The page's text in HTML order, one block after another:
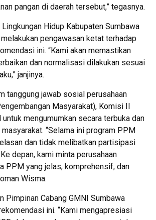
pangan di daerah tersebut,” tegasnya.
Hidup Kabupaten Sumbawa
pengawasan ketat terhadap
ini. “Kami akan memastikan
dan normalisasi dilakukan sesuai
janjinya.
tanggung jawab sosial perusahaan
Masyarakat), Komisi II
mengumumkan secara terbuka dan
“Selama ini program PPM
dan tidak melibatkan partisipasi
depan, kami minta perusahaan
PPM yang jelas, komprehensif, dan
Wisma.
Pimpinan Cabang GMNI Sumbawa
ini. “Kami mengapresiasi